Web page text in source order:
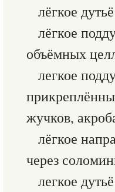
лёгкое
лёгкое
объёмных
легкое
жучков,
лёгкое
через
легкое